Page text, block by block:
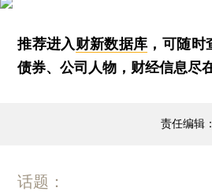
推荐进入财新数据库 ，可随
债券、公司人物，财经信息尽
责任编辑
话题：